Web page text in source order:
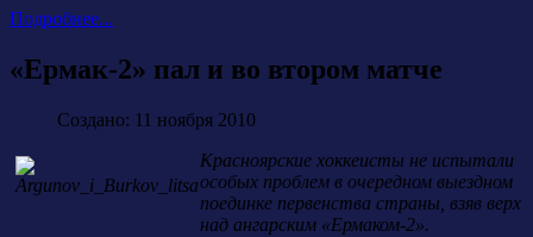
Подробнее...
«Ермак-2» пал и во втором матче
Создано: 11 ноября 2010
Красноярские хоккеисты не испытали
особых проблем в очередном выездном
поединке первенства страны, взяв верх
над ангарским «Ермаком-2».